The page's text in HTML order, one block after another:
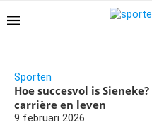
Sporten
Hoe succesvol is
carrière en leven
9 februari 2026